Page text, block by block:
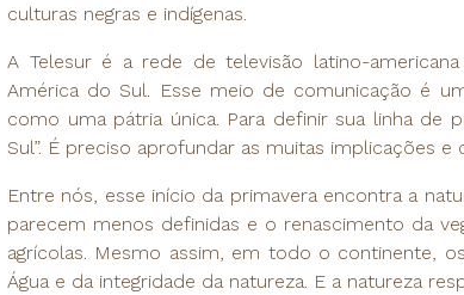
culturas negras e indígenas.
A Telesur é a rede de televisão latino-
América do Sul. Esse meio de comunicação é
como uma pátria única. Para definir sua linha de
Sul”. É preciso aprofundar as muitas implicações
Entre nós, esse início da primavera encontra a
parecem menos definidas e o renascimento da
agrícolas. Mesmo assim, em todo o continente,
Água e da integridade da natureza. E a natureza